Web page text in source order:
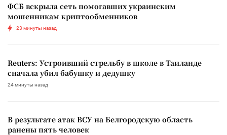
ФСБ вскрыла сеть помогавших украинским
мошенникам криптообменников
23 минуты назад
Reuters: Устроивший стрельбу в школе в Таиланде
сначала убил бабушку и дедушку
24 минуты назад
В результате атак ВСУ на Белгородскую область
ранены пять человек